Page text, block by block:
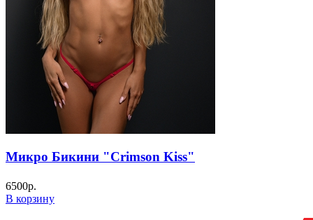
Микро Бикини "Crimson Kiss"
6500р.
В корзину